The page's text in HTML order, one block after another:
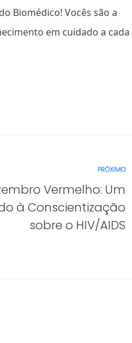
Biomédico! Vocês são a
em cuidado a cada
PRÓXIMO
Vermelho: Um
à Conscientização
sobre o HIV/AIDS